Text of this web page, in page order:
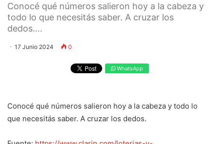
Conocé qué números salieron hoy a la cabeza y
todo lo que necesitás saber. A cruzar los
dedos....
17 Junio 2024 0
WhatsApp
Conocé qué números salieron hoy a la cabeza y todo lo
que necesitás saber. A cruzar los dedos.